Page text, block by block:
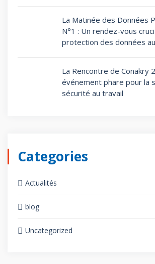
La Matinée des Données
N°1 : Un rendez-vous
protection des données
La Rencontre de Conakry
événement phare pour la
sécurité au travail
Categories
Actualités
blog
Uncategorized